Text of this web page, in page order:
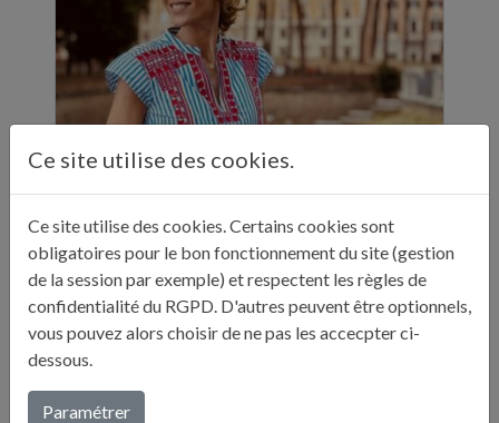
ELLE A TABLE - 11 ADRESSES GASTRONOMIQUES RECOMMANDÉES PAR JULIE ANDRIEU - NOVEMBRE 2024
"Sur ses réseaux, Julie Andrieu nous emmène
en Italie pendant cinq semaines à la
Ce site utilise des cookies.
Ce site utilise des cookies. Certains cookies sont
obligatoires pour le bon fonctionnement du site (gestion
de la session par exemple) et respectent les règles de
confidentialité du RGPD. D'autres peuvent être optionnels,
vous pouvez alors choisir de ne pas les accecpter ci-
dessous.
Paramétrer